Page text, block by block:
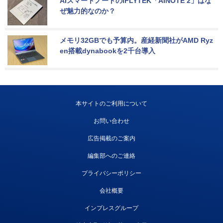
ぜ魅力的なのか？
メモリ32GBでも予算内。産経新聞社がAMD Ryz
en搭載dynabookを2千台導入
本サイトのご利用について
お問い合わせ
広告掲載のご案内
編集部へのご連絡
プライバシーポリシー
会社概要
インプレスグループ